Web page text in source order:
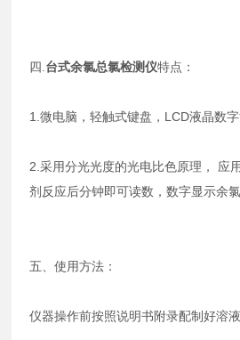
四. 台式余氯总氯检测仪特点：
1.微电脑，轻触式键盘，LCD液晶数
2.采用分光光度的光电比色原理， 应
剂反应后分钟即可读数，数字显示余氯
五、使用方法：
仪器操作前按照说明书附录配制好溶液